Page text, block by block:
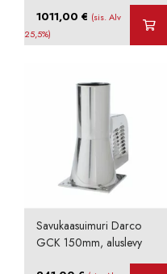
1011,00€ (sis. Alv
25,5%)
Savukaasuimuri Darco
GCK 150mm, aluslevy